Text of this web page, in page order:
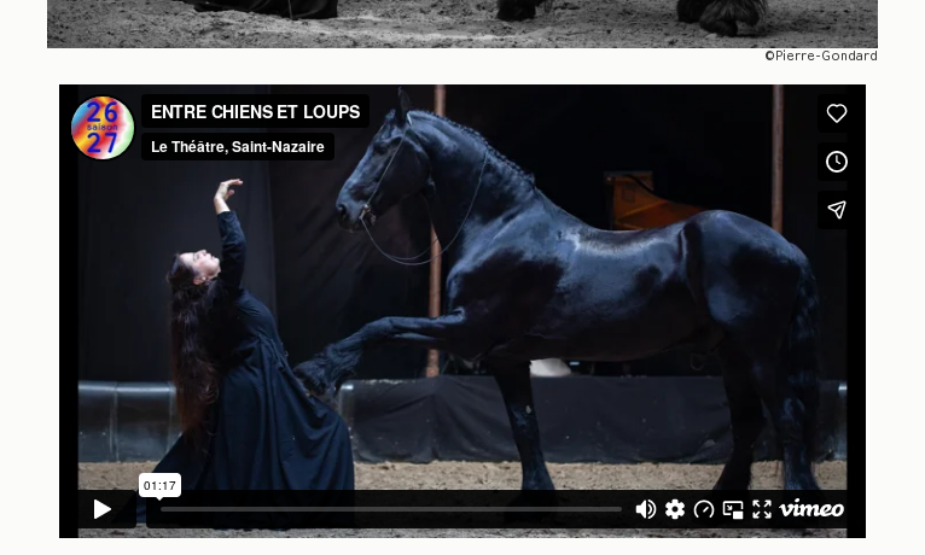
©Pierre-Gondard